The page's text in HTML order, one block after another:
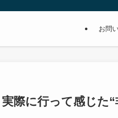
お問
際に行って感じた